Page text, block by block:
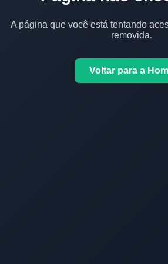
A página que você está tentando
removida.
Voltar para a